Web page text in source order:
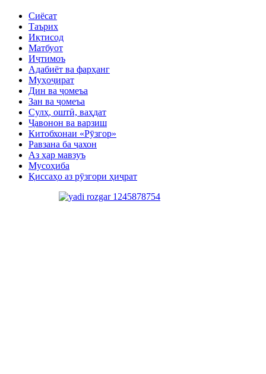
Сиёсат
Таърих
Иқтисод
Матбуот
Иҷтимоъ
Адабиёт ва фарҳанг
Муҳоҷират
Дин ва ҷомеъа
Зан ва ҷомеъа
Сулҳ, оштӣ, ваҳдат
Ҷавонон ва варзиш
Китобхонаи «Рӯзгор»
Равзана ба ҷахон
Аз ҳар мавзуъ
Мусоҳиба
Қиссаҳо аз рӯзгори ҳиҷрат